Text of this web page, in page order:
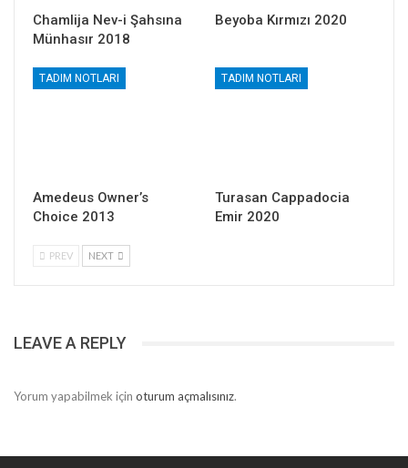
Chamlija Nev-i Şahsına
Münhasır 2018
Beyoba Kırmızı 2020
TADIM NOTLARI
Amedeus Owner’s
Choice 2013
TADIM NOTLARI
Turasan Cappadocia
Emir 2020
PREV NEXT
LEAVE A REPLY
Yorum yapabilmek için oturum açmalısınız.